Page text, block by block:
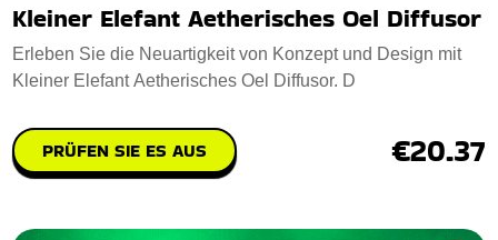
Kleiner Elefant Aetherisches Oel Diffusor
Erleben Sie die Neuartigkeit von Konzept und Design mit
Kleiner Elefant Aetherisches Oel Diffusor. D
PRÜFEN SIE ES AUS €20.37